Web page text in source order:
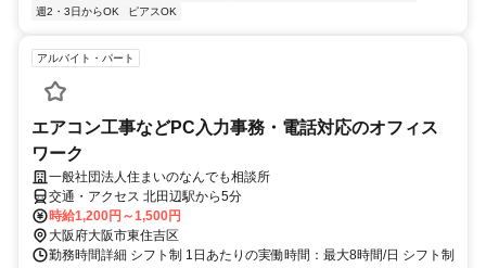
週2・3日からOK
ピアスOK
アルバイト・パート
エアコン工事などPC入力事務・電話対応のオフィス
ワーク
一般社団法人住まいのなんでも相談所
交通・アクセス 北田辺駅から5分
時給1,200円～1,500円
大阪府大阪市東住吉区
勤務時間詳細 シフト制 1日あたりの実働時間：最大8時間/日 シフト制